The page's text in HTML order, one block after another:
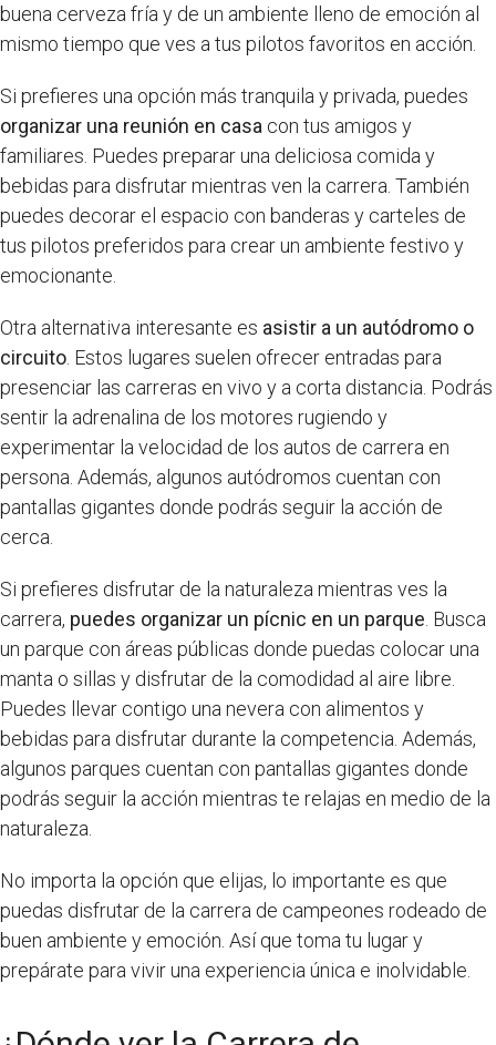
buena cerveza fría y de un ambiente lleno de emoción al
mismo tiempo que ves a tus pilotos favoritos en acción.
Si prefieres una opción más tranquila y privada, puedes
organizar una reunión en casa con tus amigos y
familiares. Puedes preparar una deliciosa comida y
bebidas para disfrutar mientras ven la carrera. También
puedes decorar el espacio con banderas y carteles de
tus pilotos preferidos para crear un ambiente festivo y
emocionante.
Otra alternativa interesante es asistir a un autódromo o
circuito . Estos lugares suelen ofrecer entradas para
presenciar las carreras en vivo y a corta distancia. Podrás
sentir la adrenalina de los motores rugiendo y
experimentar la velocidad de los autos de carrera en
persona. Además, algunos autódromos cuentan con
pantallas gigantes donde podrás seguir la acción de
cerca.
Si prefieres disfrutar de la naturaleza mientras ves la
carrera, puedes organizar un pícnic en un parque . Busca
un parque con áreas públicas donde puedas colocar una
manta o sillas y disfrutar de la comodidad al aire libre.
Puedes llevar contigo una nevera con alimentos y
bebidas para disfrutar durante la competencia. Además,
algunos parques cuentan con pantallas gigantes donde
podrás seguir la acción mientras te relajas en medio de la
naturaleza.
No importa la opción que elijas, lo importante es que
puedas disfrutar de la carrera de campeones rodeado de
buen ambiente y emoción. Así que toma tu lugar y
prepárate para vivir una experiencia única e inolvidable.